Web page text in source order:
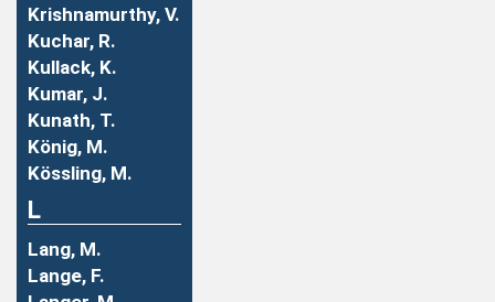
Krishnamurthy, V.
Kuchar, R.
Kullack, K.
Kumar, J.
Kunath, T.
König, M.
Kössling, M.
L
Lang, M.
Lange, F.